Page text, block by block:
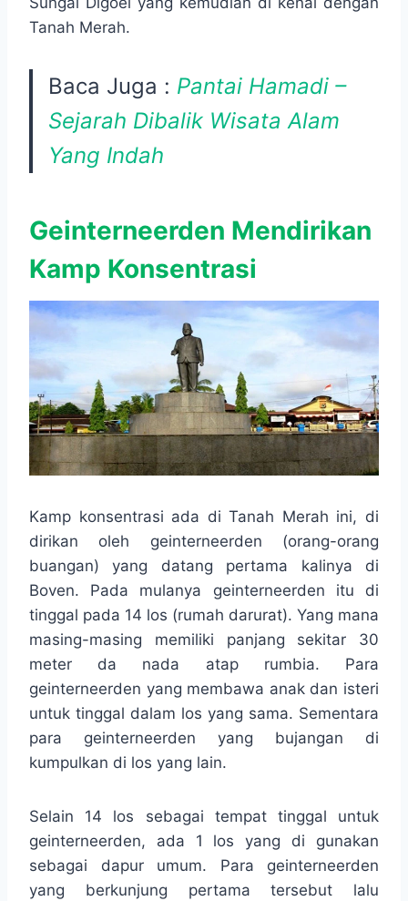
Tanah Merah.
Baca Juga : Pantai Hamadi –
Sejarah Dibalik Wisata Alam
Yang Indah
Geinterneerden Mendirikan
Kamp Konsentrasi
Kamp konsentrasi ada di Tanah Merah ini, di
dirikan oleh geinterneerden (orang-orang
buangan) yang datang pertama kalinya di
Boven. Pada mulanya geinterneerden itu di
tinggal pada 14 los (rumah darurat). Yang mana
masing-masing memiliki panjang sekitar 30
meter da nada atap rumbia. Para
geinterneerden yang membawa anak dan isteri
untuk tinggal dalam los yang sama. Sementara
para geinterneerden yang bujangan di
kumpulkan di los yang lain.
Selain 14 los sebagai tempat tinggal untuk
geinterneerden, ada 1 los yang di gunakan
sebagai dapur umum. Para geinterneerden
yang berkunjung pertama tersebut lalu